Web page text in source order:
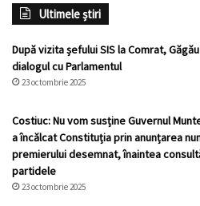
Ultimele știri
După vizita șefului SIS la Comrat,
dialogul cu Parlamentul
23 octombrie 2025
Costiuc: Nu vom susține Guvernul
a încălcat Constituția prin anunțarea
premierului desemnat, înaintea
partidele
23 octombrie 2025